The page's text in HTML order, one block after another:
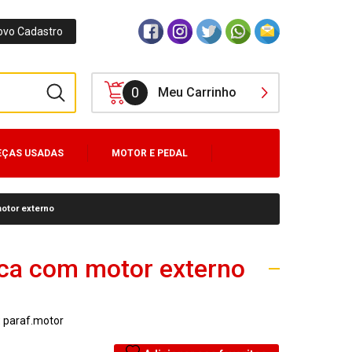
Cadastro
0 Meu Carrinho
USADAS MOTOR E PEDAL
externo
com motor externo
paraf.motor